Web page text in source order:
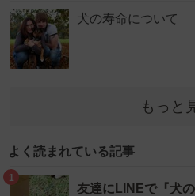
犬の寿命について
もっと
よく読まれている記事
1
友達にLINEで『犬